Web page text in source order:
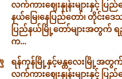
လက်ကားဈေးနှုန်းများနှင့် ပြည်
နယ်မြေ၊နေပြည်တော်၊ တိုင်းဒေ
ပြည်နယ်မြို့တော်များအတွက်
က...
ရန်ကုန်မြို့နှင့်မန္တလေးမြို့အတွ
လက်ကားဈေးနှုန်းများနှင့် ပြည်